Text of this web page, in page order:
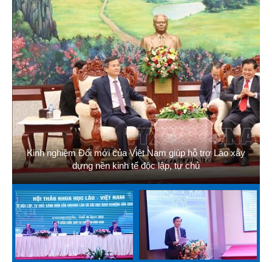
Kinh nghiệm Đổi mới của Việt Nam giúp hỗ trợ Lào xây
dựng nền kinh tế độc lập, tự chủ